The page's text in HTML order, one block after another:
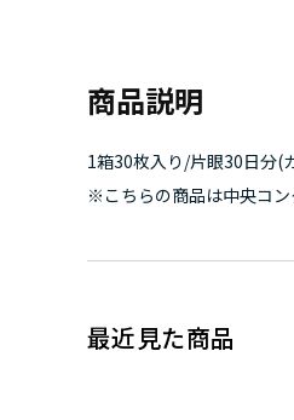
商品説明
1箱30枚入り/片眼30日分(
※こちらの商品は中央コン
最近見た商品